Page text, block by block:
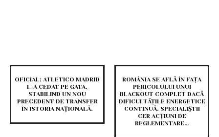
OFICIAL: ATLETICO MADRID
L-A CEDAT PE GATA,
STABILIND UN NOU
PRECEDENT DE TRANSFER
ÎN ISTORIA NAȚIONALĂ.
ROMÂNIA SE AFLĂ ÎN FAȚA
PERICOLULUI UNUI
BLACKOUT COMPLET DACĂ
DIFICULTĂȚILE ENERGETICE
CONTINUĂ. SPECIALIȘTII
CER ACȚIUNI DE
REGLEMENTARE…